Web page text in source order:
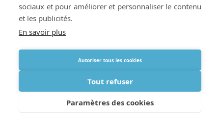
Voyager avec une BPCO en 2026 : ce
qui a changé et ce qui reste
inchangé
sociaux et pour améliorer et personnaliser le contenu
et les publicités.
En savoir plus
Autoriser tous les cookies
Tout refuser
Paramètres des cookies